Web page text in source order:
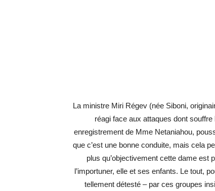
La ministre Miri Régev (née Siboni,
réagi face aux attaques dont
enregistrement de Mme Netaniahou,
que c’est une bonne conduite, mais cela
plus qu’objectivement cette dame est
l’importuner, elle et ses enfants. Le tout,
tellement détesté – par ces groupes